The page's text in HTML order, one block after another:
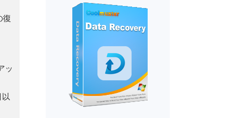
復
ッ